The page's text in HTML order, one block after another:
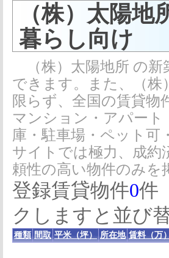
（株）太陽
暮らし向け
（株）太陽地所 の新
できます。また、（株
限らず、全国の賃貸物
マンション・アパート
庫・駐車場・ペット可
サイトでは極力、成約
頼性の高い物件のみを
登録賃貸物件0件
クしますと並び
種類 間取 平米（坪） 所在地 賃料（万）